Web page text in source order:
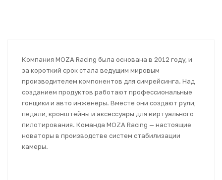
Компания MOZA Racing была основана в 2012 году, и
за короткий срок стала ведущим мировым
производителем компонентов для симрейсинга. Над
созданием продуктов работают профессиональные
гонщики и авто инженеры. Вместе они создают рули,
педали, кронштейны и аксессуары для виртуального
пилотирования. Команда MOZA Racing — настоящие
новаторы в производстве систем стабилизации
камеры.